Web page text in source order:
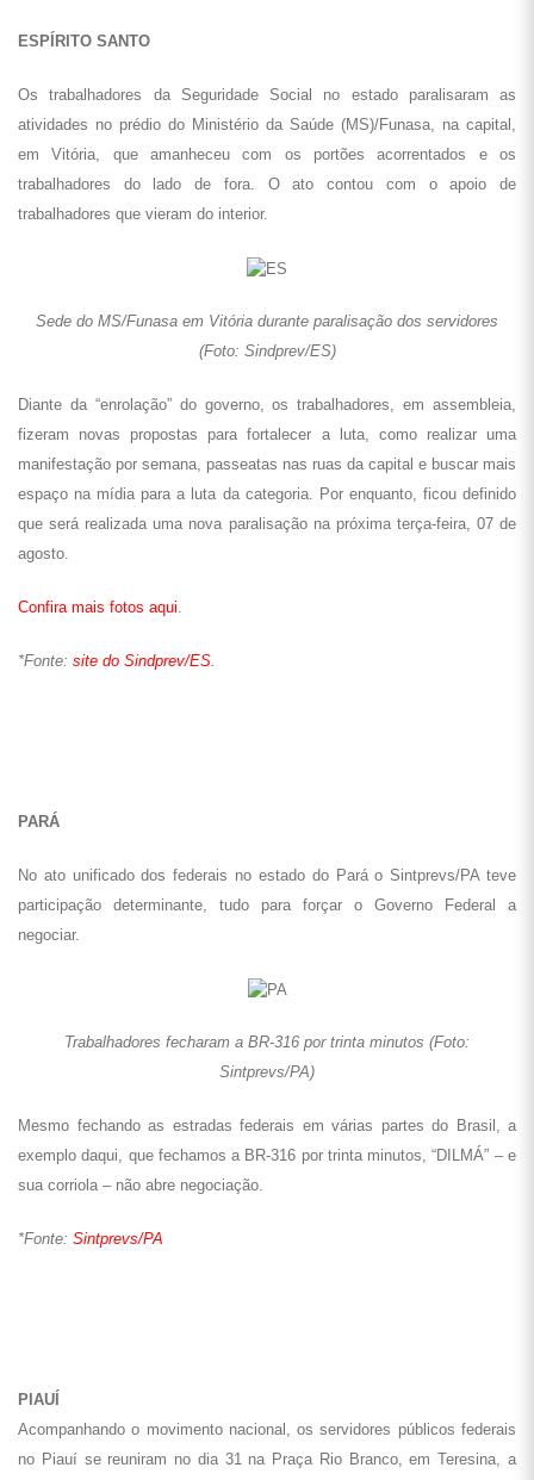
ESPÍRITO SANTO
Os trabalhadores da Seguridade Social no estado paralisaram as
atividades no prédio do Ministério da Saúde (MS)/Funasa, na capital,
em Vitória, que amanheceu com os portões acorrentados e os
trabalhadores do lado de fora. O ato contou com o apoio de
trabalhadores que vieram do interior.
Sede do MS/Funasa em Vitória durante paralisação dos servidores
(Foto: Sindprev/ES)
Diante da “enrolação” do governo, os trabalhadores, em assembleia,
fizeram novas propostas para fortalecer a luta, como realizar uma
manifestação por semana, passeatas nas ruas da capital e buscar mais
espaço na mídia para a luta da categoria. Por enquanto, ficou definido
que será realizada uma nova paralisação na próxima terça-feira, 07 de
agosto.
Confira mais fotos aqui.
*Fonte: site do Sindprev/ES.
PARÁ
No ato unificado dos federais no estado do Pará o Sintprevs/PA teve
participação determinante, tudo para forçar o Governo Federal a
negociar.
Trabalhadores fecharam a BR-316 por trinta minutos (Foto:
Sintprevs/PA)
Mesmo fechando as estradas federais em várias partes do Brasil, a
exemplo daqui, que fechamos a BR-316 por trinta minutos, “DILMÁ” – e
sua corriola – não abre negociação.
*Fonte: Sintprevs/PA
PIAUÍ
Acompanhando o movimento nacional, os servidores públicos federais
no Piauí se reuniram no dia 31 na Praça Rio Branco, em Teresina, a